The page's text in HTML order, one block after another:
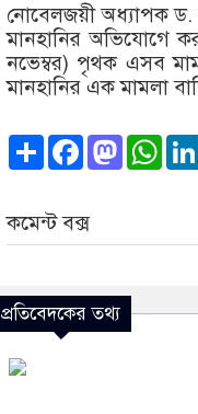
নোবেলজয়ী অধ্যাপক ড.
মানহানির অভিযোগে
নভেম্বর) পৃথক এসব
মানহানির এক মামলা
ShareFacebook
কমেন্ট বক্স
প্রতিবেদকের তথ্য